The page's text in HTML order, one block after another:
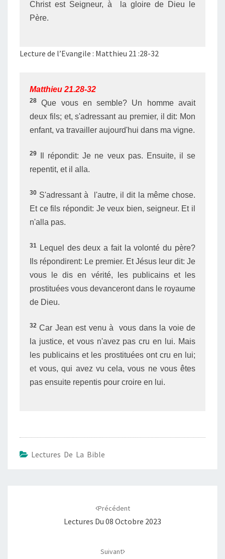
Christ est Seigneur, à la gloire de Dieu le
Père.
Lecture de l’Evangile : Matthieu 21 :28-32
Matthieu 21.28-32
28
Que vous en semble? Un homme avait
deux fils; et, s'adressant au premier, il dit: Mon
enfant, va travailler aujourd'hui dans ma vigne.
29
Il répondit: Je ne veux pas. Ensuite, il se
repentit, et il alla.
30 S'adressant à l'autre, il dit la même chose.
Et ce fils répondit: Je veux bien, seigneur. Et il
n'alla pas.
31
Lequel des deux a fait la volonté du père?
Ils répondirent: Le premier. Et Jésus leur dit: Je
vous le dis en vérité, les publicains et les
prostituées vous devanceront dans le royaume
de Dieu.
32 Car Jean est venu à vous dans la voie de
la justice, et vous n'avez pas cru en lui. Mais
les publicains et les prostituées ont cru en lui;
et vous, qui avez vu cela, vous ne vous êtes
pas ensuite repentis pour croire en lui.
Lectures De La Bible
Précédent
Lectures Du 08 Octobre 2023
Suivant